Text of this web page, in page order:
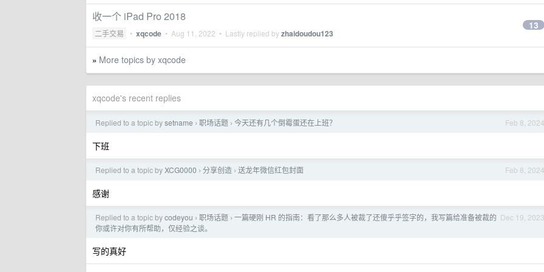
收一个 iPad Pro 2018
二手交易 • xqcode • Aug 11, 2022 • Lastly replied byzhaidoudou123
13
» More topics by xqcode
xqcode's recent replies
Feb 8, 2024
Replied to a topic bysetname › 职场话题 › 今天还有几个倒霉蛋还在上班？
下班
Feb 8, 2024
Replied to a topic byXCG0000 › 分享创造 › 送龙年微信红包封面
感谢
Dec 19, 2023
Replied to a topic bycodeyou › 职场话题 › 一篇硬刚 HR 的指南：看了那么多人被裁了还傻乎乎签字的，我写篇给准备被裁的
你或许对你有所帮助，仅经验之谈。
写的真好